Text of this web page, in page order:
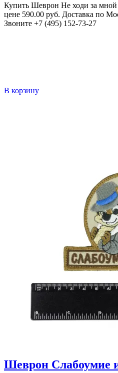
Купить Шеврон Не ходи за мной
цене 590.00 руб. Доставка по
Звоните +7 (495) 152-73-27
В корзину
Шеврон Слабоумие